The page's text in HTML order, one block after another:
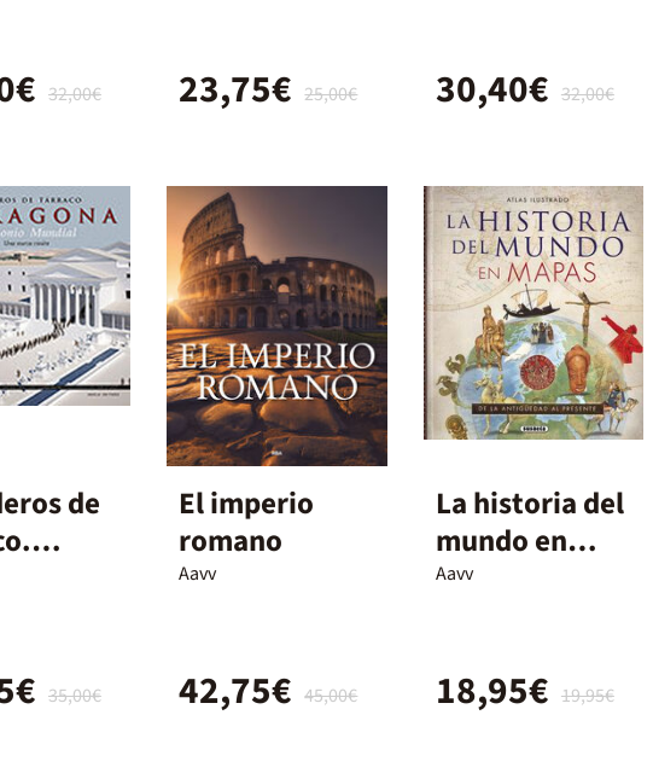
32,00€ 25,00€
23,75€ 32,00€
30,40€
de
35,00€
El imperio
romano
Aavv
45,00€
42,75€
La historia del
mundo en
mapas
Aavv
19,95€
18,95€